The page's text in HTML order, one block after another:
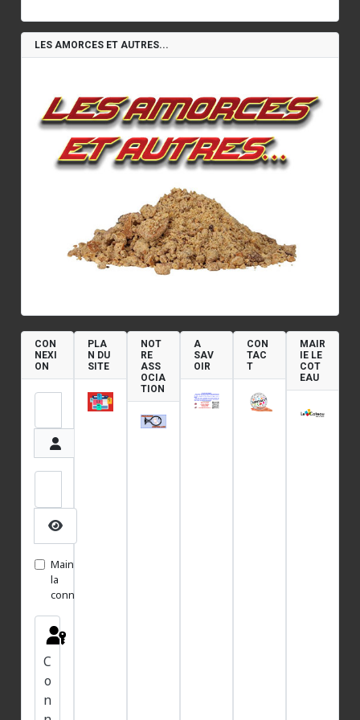
LES AMORCES ET AUTRES...
CON
NEXI
ON
Identifiant
Mot de passe
Afficher le mot de passe
Maintenir
la
connexion
C
o
n
PLA
N DU
SITE
NOT
RE
ASS
OCIA
TION
A
SAV
OIR
CON
TAC
T
MAIR
IE LE
COT
EAU